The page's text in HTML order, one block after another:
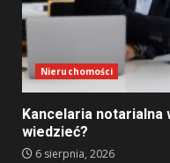
Nieruchomości
Kancelaria notarialna
wiedzieć?
6 sierpnia, 2026